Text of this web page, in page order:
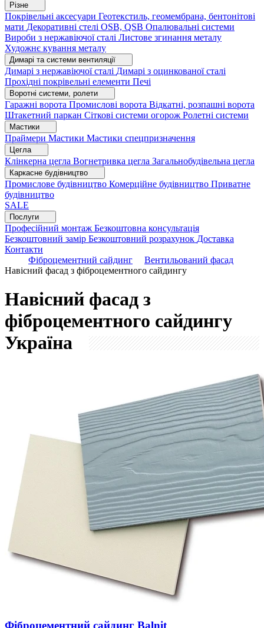
Різне
Покрівельні аксесуари Геотекстиль, геомембрана, бентонітові
мати Декоративні стелі OSB, QSB Опалювальні системи
Вироби з нержавіючої сталі Листове згинання металу
Художнє кування металу
Димарі та системи вентиляції
Димарі з нержавіючої сталі Димарі з оцинкованої сталі
Прохідні покрівельні елементи Печі
Воротні системи, ролети
Гаражні ворота Промислові ворота Відкатні, розпашні ворота
Штакетний паркан Сіткові системи огорож Ролетні системи
Мастики
Праймери Мастики Мастики спецпризначення
Цегла
Клінкерна цегла Вогнетривка цегла Загальнобудівельна цегла
Каркасне будівництво
Промислове будівництво Комерційне будівництво Приватне
будівництво
SALE
Послуги
Професійний монтаж Безкоштовна консультація
Безкоштовний замір Безкоштовний розрахунок Доставка
Контакти
Фіброцементний сайдинг
Вентильований фасад
Навісний фасад з фіброцементного сайдингу
Навісний фасад з
фіброцементного сайдингу
Україна
Фіброцементний сайдинг Balnit